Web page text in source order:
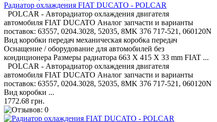
Радиатор охлаждения FIAT DUCATO - POLCAR
POLCAR - Авторадиатор охлаждения двигателя
автомобиля FIAT DUCATO Аналог запчасти и варианты
поставок: 63557, 0204.3028, 52035, 8MK 376 717-521, 060120N
Вид коробки передач механическая коробка передач
Оснащение / оборудование для автомобилей без
кондиционера Размеры радиатора 663 X 415 X 33 mm FIAT ...
POLCAR - Авторадиатор охлаждения двигателя
автомобиля FIAT DUCATO Аналог запчасти и варианты
поставок: 63557, 0204.3028, 52035, 8MK 376 717-521, 060120N
Вид коробки ...
1772.68 грн.